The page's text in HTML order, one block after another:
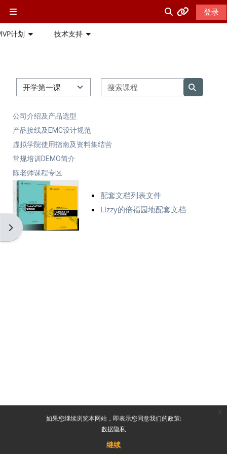
如果您继续浏览本网站，即表示您同意我们的政策:
数据隐私
继续
切换搜索输入
Beckhoff网站
Beckhoff英文网站
PC-Control杂志
Beckhoff在线帮助
ETG中国
Beckhoff USA 培训网站
登录
计划 技术支持
打开块抽屉
课程类别
搜索课程
搜索课程
公司介绍及产品选型
产品接线及EMC设计规范
虚拟学院使用指南及资料集结营
常规培训DEMO简介
陈老师课程专区
配套文档列表文件
Lizzy的倍福园地配套文档